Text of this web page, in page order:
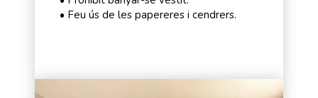
• Feu ús de les papereres i cendrers.